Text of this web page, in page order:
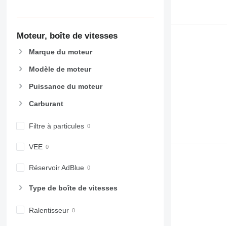
928
930
950
953
962
966
973
980
988
Moteur, boîte de vitesses
Marque du moteur
Modèle de moteur
Puissance du moteur
Carburant
Filtre à particules
VEE
Réservoir AdBlue
Type de boîte de vitesses
Ralentisseur